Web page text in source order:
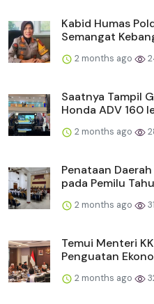
Kabid Humas
Semangat
2 months ago
Saatnya Tampil
Honda ADV 160
2 months ago
Penataan
pada Pemilu
2 months ago
Temui Menteri
Penguatan
2 months ago